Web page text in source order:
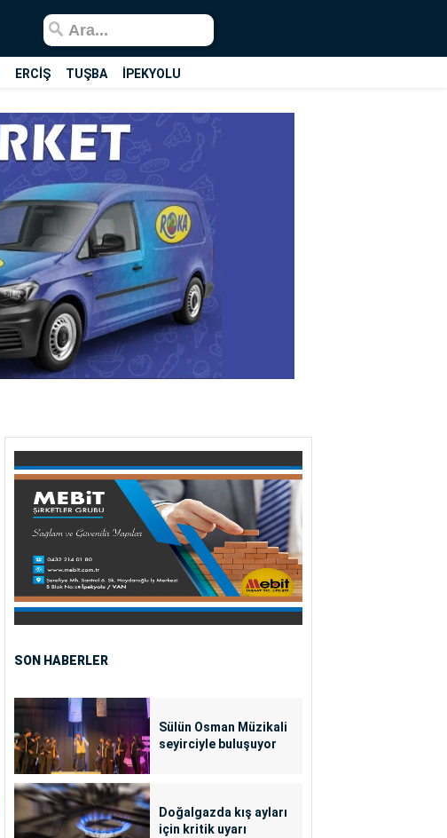
ERCİŞ TUŞBA İPEKYOLU
SON HABERLER
Sülün Osman Müzikali
seyirciyle buluşuyor
Doğalgazda kış ayları
için kritik uyarı